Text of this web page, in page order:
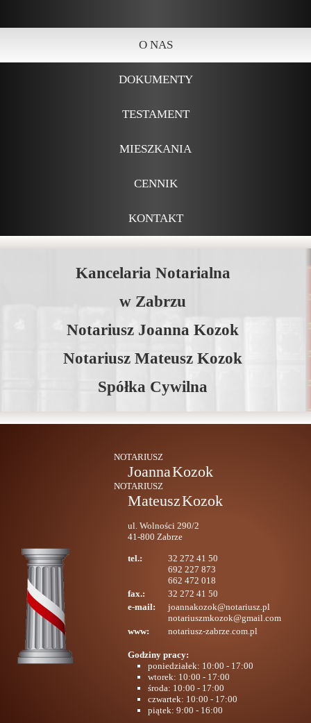
O NAS
DOKUMENTY
TESTAMENT
MIESZKANIA
CENNIK
KONTAKT
Kancelaria Notarialna
w Zabrzu
Notariusz Joanna Kozok
Notariusz Mateusz Kozok
Spółka Cywilna
NOTARIUSZ
JoannaKozok
NOTARIUSZ
MateuszKozok
ul. Wolności 290/2
41-800 Zabrze
tel.:
32 272 41 50
692 227 873
662 472 018
fax.:
32 272 41 50
e-mail:
joannakozok@notariusz.pl
notariuszmkozok@gmail.com
www:
notariusz-zabrze.com.pl
Godziny pracy:
poniedziałek: 10:00 - 17:00
wtorek: 10:00 - 17:00
środa: 10:00 - 17:00
czwartek: 10:00 - 17:00
piątek: 9:00 - 16:00